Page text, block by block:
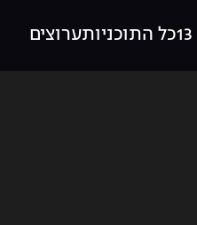
כל התוכניותערוצים